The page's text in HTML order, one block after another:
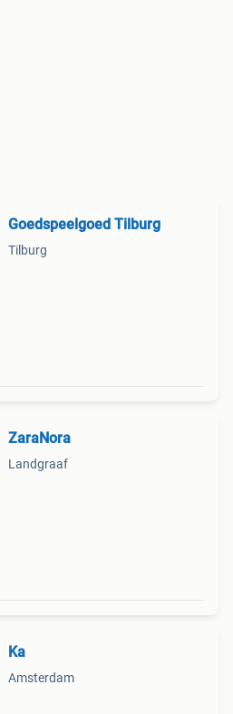
Goedspeelgoed Tilburg
Tilburg
ZaraNora
Landgraaf
Ka
Amsterdam